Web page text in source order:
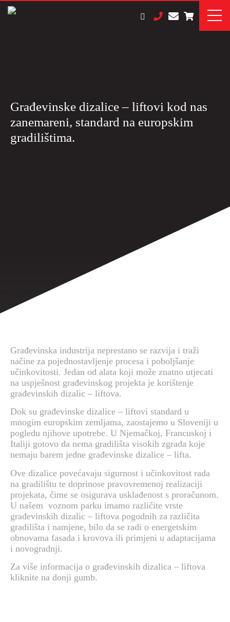
Građevinske dizalice – liftovi kod nas
zanemareni, standard na europskim
gradilištima.
Građevinska industrija neprestano se razvija i traži
načine za pojednostavljenje procesa i poboljšanje
učinkovitosti. Jedan od alata koji može znatno utjecati
na uspješnost građevinskog projekta je korištenje
građevinskih dizalic – liftova.
Dok su građevinske dizalice – liftovi standard u
mnogim europskim zemljama, zaostajemo u Sloveniji u
pogledu njihove upotrebe. U Njemačkoj, Francuskoj i
Italiji gotovo da nema gradilišta visokih zgrada koje
nemaju barem jedne građevinske dizalice – lifta.
Ove dizalice povećavaju sigurnost i učinkovitost rada
na gradilištu te doprinose pravovremenoj realizaciji
projekata, čime se osigurava usklađenost s proračunom.
U našem voznom parku imamo različite vrste
građevinskih dizalic – liftova pogodnih za različita
gradilišta i namjene, bilo da se radi o energetskim
obnovama fasada i krovova ili primjeni u adaptacijama
i novogradnji.
Za više informacija o građevinskih dizalica – liftova
kliknite na donji gumb.